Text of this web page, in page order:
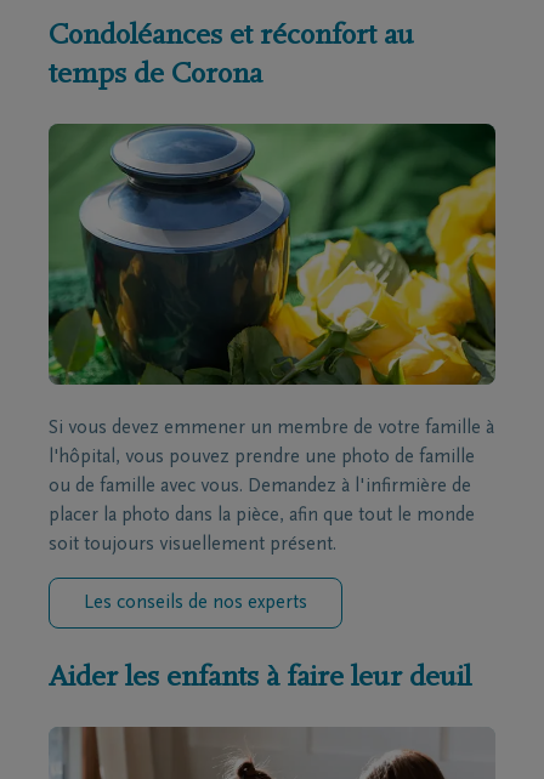
Condoléances et réconfort au
temps de Corona
Si vous devez emmener un membre de votre famille à
l'hôpital, vous pouvez prendre une photo de famille
ou de famille avec vous. Demandez à l'infirmière de
placer la photo dans la pièce, afin que tout le monde
soit toujours visuellement présent.
Les conseils de nos experts
Aider les enfants à faire leur deuil